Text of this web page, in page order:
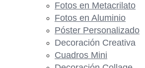
Fotos en Metacrilato
Fotos en Aluminio
Póster Personalizado
Decoración Creativa
Cuadros Mini